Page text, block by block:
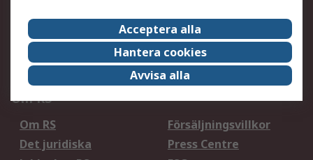
Leverans
Spåra din order
Begär en fakturakopi
Fördelar med RS-konto
Betalningsalternativ
Okdo
Om RS
Om RS
Försäljningsvillkor
Det juridiska
Press Centre
Acceptera alla
Hantera cookies
Avvisa alla